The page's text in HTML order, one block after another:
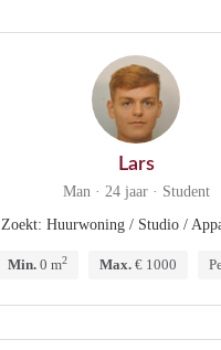
Lars
Man · 24 jaar · Student
Zoekt: Huurwoning / Studio /
Min.0 m2 Max.€ 1000